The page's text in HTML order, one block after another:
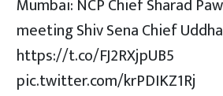
Mumbai: NCP Chief Sharad
meeting Shiv Sena Chief
https://t.co/FJ2RXjpUB5
pic.twitter.com/krPDIKZ1Rj